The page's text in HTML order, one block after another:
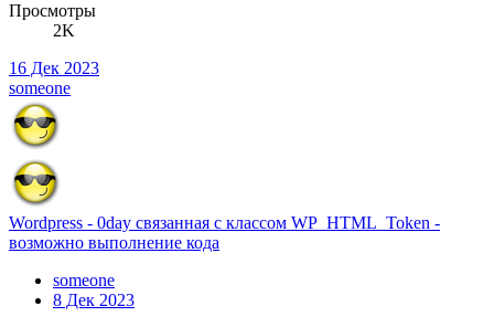
Просмотры
2K
16 Дек 2023
someone
Wordpress - 0day связанная с классом WP_HTML_Token -
возможно выполнение кода
someone
8 Дек 2023